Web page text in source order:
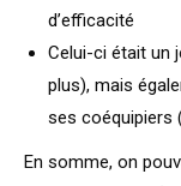
d’efficacité
Celui-ci était un
plus), mais
ses coéquipiers
En somme, on